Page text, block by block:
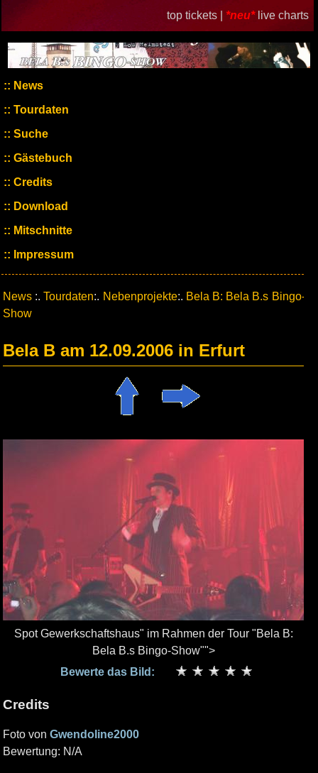
top tickets | *neu* live charts
News
Tourdaten
Suche
Gästebuch
Credits
Download
Mitschnitte
Impressum
News :.Tourdaten:. Nebenprojekte:. Bela B: Bela B.s Bingo-
Show
Bela B am 12.09.2006 in Erfurt
Spot Gewerkschaftshaus" im Rahmen der Tour "Bela B:
Bela B.s Bingo-Show"">
Bewerte das Bild:
Credits
Foto von Gwendoline2000
Bewertung: N/A